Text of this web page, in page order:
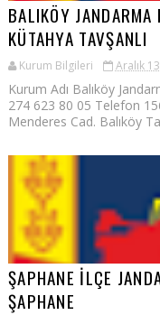
BALIKÖY
KÜTAHYA TAVŞANLI
Kurum Bilgileri Aralık
Kurum Adı Balıköy
274 623 80 05 Telefon
Menderes Cad. Balıköy
ŞAPHANE İLÇE
ŞAPHANE